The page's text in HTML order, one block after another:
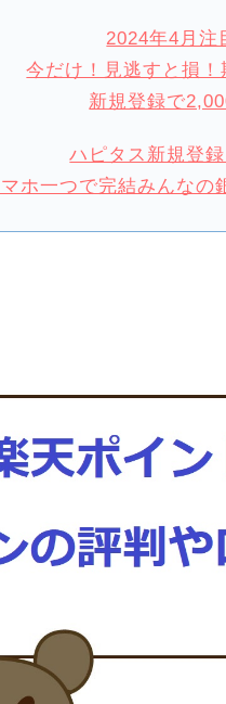
2024年4月注
今だけ！見逃すと損
新規登録で
ハピタス新規登
マホ一つで完結みんなの